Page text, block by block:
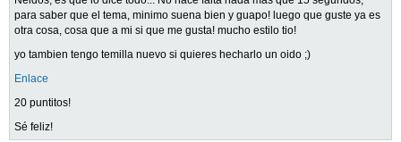
para saber que el tema, minimo suena bien y guapo! luego que guste ya es
otra cosa, cosa que a mi si que me gusta! mucho estilo tio!
yo tambien tengo temilla nuevo si quieres hecharlo un oido ;)
Enlace
20 puntitos!
Sé feliz!